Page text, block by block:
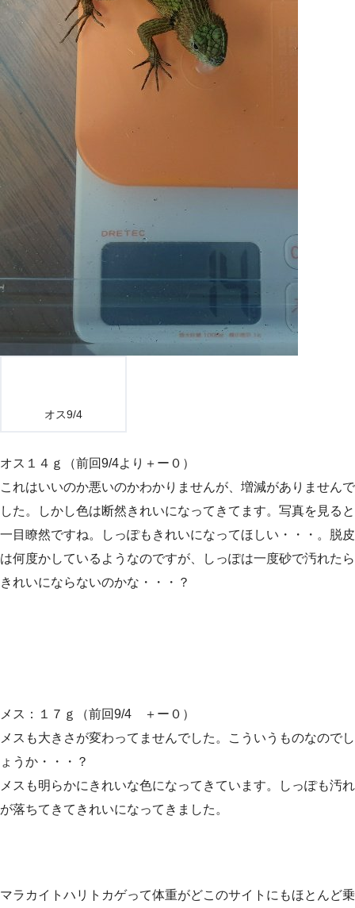
オス9/4
オス１４ｇ（前回9/4より＋ー０）
これはいいのか悪いのかわかりませんが、増減がありませんで
した。しかし色は断然きれいになってきてます。写真を見ると
一目瞭然ですね。しっぽもきれいになってほしい・・・。脱皮
は何度かしているようなのですが、しっぽは一度砂で汚れたら
きれいにならないのかな・・・？
メス：１７ｇ（前回9/4 ＋ー０）
メスも大きさが変わってませんでした。こういうものなのでし
ょうか・・・？
メスも明らかにきれいな色になってきています。しっぽも汚れ
が落ちてきてきれいになってきました。
マラカイトハリトカゲって体重がどこのサイトにもほとんど乗